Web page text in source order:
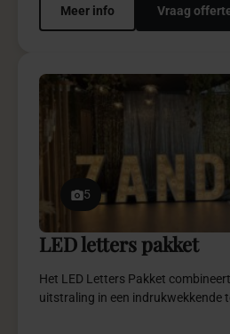
Meer info Vraag
5
LED letters pakket
Het LED Letters Pakket
uitstraling in een indrukwekkende